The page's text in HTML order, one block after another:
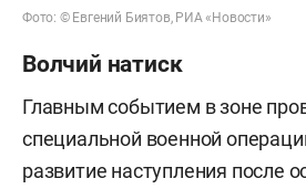
Фото: © Евгений Биятов, РИА «Новости»
Волчий натиск
Главным событием в зоне
специальной военной
развитие наступления после